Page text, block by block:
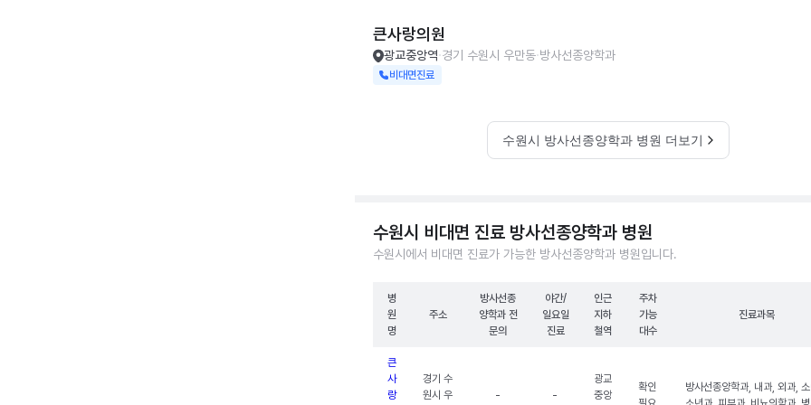
큰사랑의원
광교중앙역 경기 수원시 우만동 방사선종양학과
비대면진료
수원시 방사선종양학과 병원 더보기
수원시 비대면 진료 방사선종양학과 병원
수원시에서 비대면 진료가 가능한 방사선종양학과 병원입니다.
병
원
명
주소
방사선종
양학과 전
문의
야간/
일요일
진료
인근
지하
철역
주차
가능
대수
진료과목
큰
사
랑
경기 수
원시 우
- -
광교
중앙
확인
방사선종양학과, 내과, 외과,